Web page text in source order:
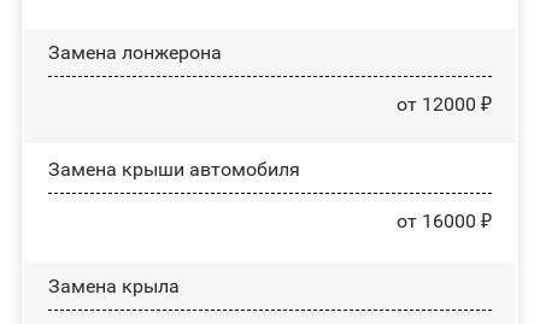
Замена лонжерона
от 12000 ₽
Замена крыши автомобиля
от 16000 ₽
Замена крыла